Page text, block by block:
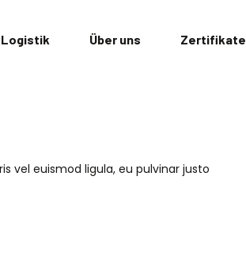
Logistik Über uns Zertifikate
vel euismod ligula, eu pulvinar justo